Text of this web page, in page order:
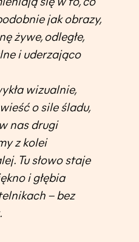
jak obrazy,
żywe, odległe,
i uderzająco
wizualnie,
o sile śladu,
nas drugi
z kolei
Tu słowo staje
i głębia
– bez